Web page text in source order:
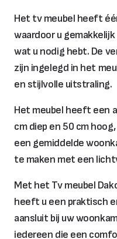
Het tv meubel heeft
waardoor u
wat u nodig hebt. De
zijn ingelegd in het
en stijlvolle uitstraling.
Het meubel heeft een
cm diep en 50 cm
een gemiddelde
te maken met een
Met het Tv meubel
heeft u een praktisch
aansluit bij uw
iedereen die een